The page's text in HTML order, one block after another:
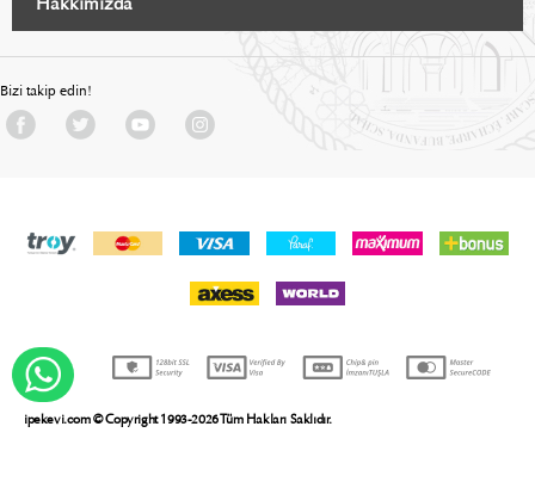
Bizi takip edin!
ipekevi.com © Copyright 1993-2026 Tüm Hakları Saklıdır.
WHATSAPP DESTEK